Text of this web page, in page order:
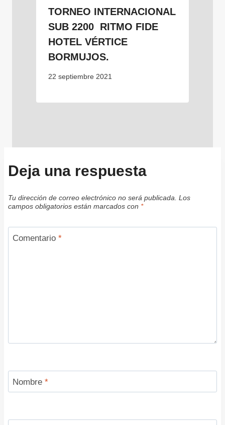
TORNEO INTERNACIONAL
SUB 2200 RITMO FIDE
HOTEL VÉRTICE
BORMUJOS.
22 septiembre 2021
Deja una respuesta
Tu dirección de correo electrónico no será publicada. Los
campos obligatorios están marcados con *
Comentario *
Nombre *